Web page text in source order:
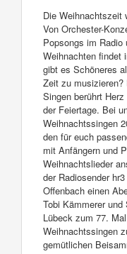
Die Weihnachtszeit
Von Orchester-
Popsongs im
Weihnachten findet
gibt es Schöneres
Zeit zu
Singen berührt
der Feiertage. Bei
Weihnachtssingen
den für euch
mit Anfängern und
Weihnachtslieder
der Radiosender
Offenbach einen
Tobi Kämmerer
Lübeck zum 77.
Weihnachtssingen
gemütlichen